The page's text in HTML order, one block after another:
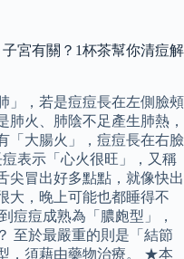
宮有關？1杯茶幫你清痘解
」，若是痘痘長在左側臉頰
火、肺陰不足產生肺熱，
「大腸火」，痘痘長在右臉
表示「心火很旺」，又稱
尖冒出好多點點，就像快出
大，晚上可能也都睡得不
痘痘成熟為「膿皰型」，
至於最嚴重的則是「結節
，須藉由藥物治療。 ★本